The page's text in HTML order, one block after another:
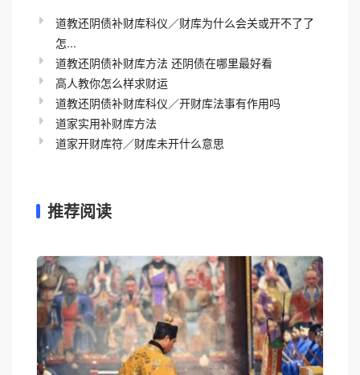
道教还阴债补财库科仪／财库为什么会关或开不了了
怎...
道教还阴债补财库方法 还阴债在哪里最好看
高人教你怎么样求财运
道教还阴债补财库科仪／开财库法事有作用吗
道家实用补财库方法
道家开财库符／财库未开什么意思
推荐阅读